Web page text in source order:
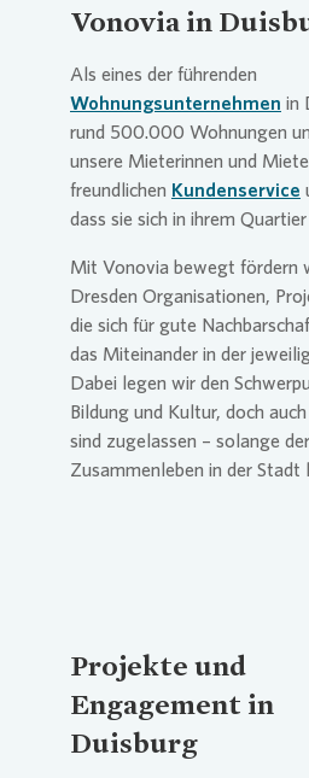
Vonovia in
Als eines der führenden
Wohnungsunternehmen in
rund 500.000 Wohnungen
unsere Mieterinnen und
freundlichen Kundenservice
dass sie sich in ihrem
Mit Vonovia bewegt fördern
Dresden Organisationen,
die sich für gute
das Miteinander in der
Dabei legen wir den
Bildung und Kultur, doch
sind zugelassen – solange
Zusammenleben in der Stadt
Projekte und
Engagement in
Duisburg